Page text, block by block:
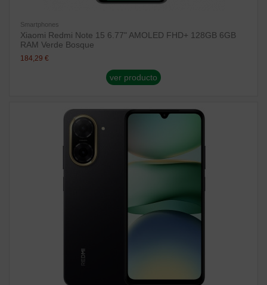
Smartphones
Xiaomi Redmi Note 15 6.77" AMOLED FHD+ 128GB 6GB
RAM Verde Bosque
184,29 €
ver producto